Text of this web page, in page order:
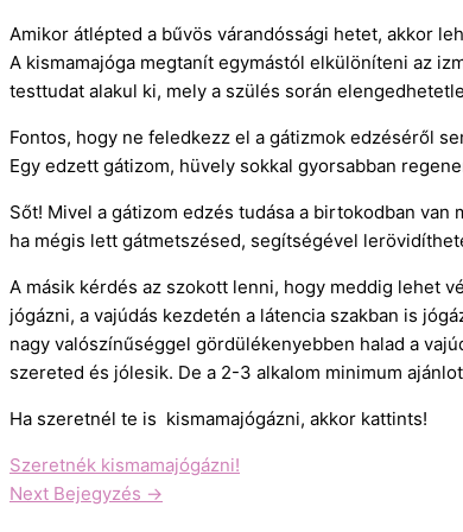
Amikor átlépted a bűvös várandóssági hetet, akkor
A kismamajóga megtanít egymástól elkülöníteni az
testtudat alakul ki, mely a szülés során
Fontos, hogy ne feledkezz el a gátizmok edzéséről
Egy edzett gátizom, hüvely sokkal gyorsabban
Sőt! Mivel a gátizom edzés tudása a birtokodban
ha mégis lett gátmetszésed, segítségével
A másik kérdés az szokott lenni, hogy meddig lehet
jógázni, a vajúdás kezdetén a látencia szakban is
nagy valószínűséggel gördülékenyebben halad a
szereted és jólesik. De a 2-3 alkalom minimum
Ha szeretnél te is kismamajógázni, akkor kattints!
Szeretnék kismamajógázni!
Next Bejegyzés →